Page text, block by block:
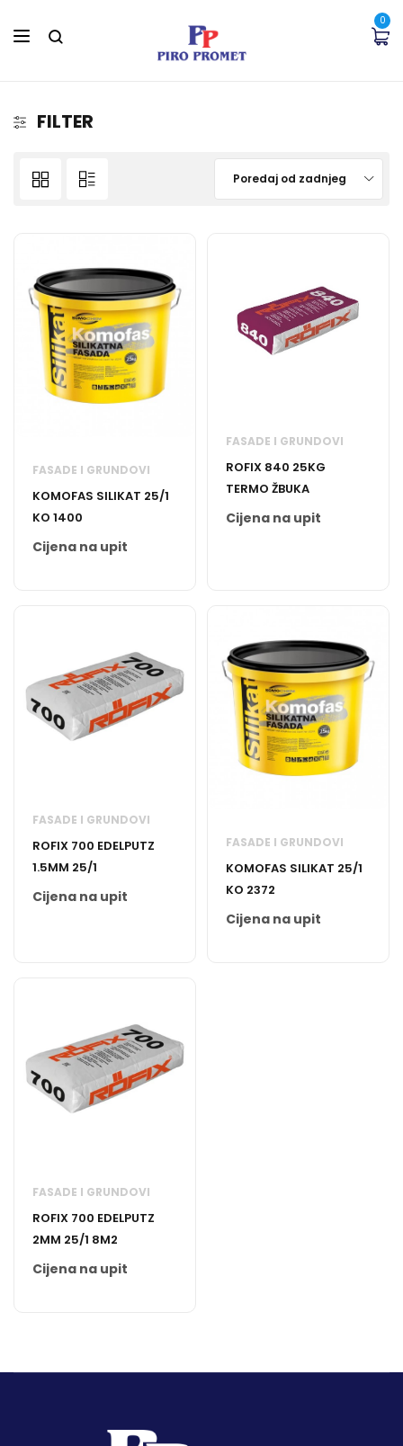
0
FILTER
Poredaj od zadnjeg
FASADE I GRUNDOVI
KOMOFAS SILIKAT 25/1
KO 1400
Cijena na upit
FASADE I GRUNDOVI
ROFIX 840 25KG
TERMO ŽBUKA
Cijena na upit
FASADE I GRUNDOVI
ROFIX 700 EDELPUTZ
1.5MM 25/1
Cijena na upit
FASADE I GRUNDOVI
KOMOFAS SILIKAT 25/1
KO 2372
Cijena na upit
FASADE I GRUNDOVI
ROFIX 700 EDELPUTZ
2MM 25/1 8M2
Cijena na upit